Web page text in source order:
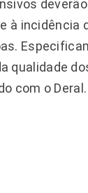
à incidência
qualidade
com o Deral.